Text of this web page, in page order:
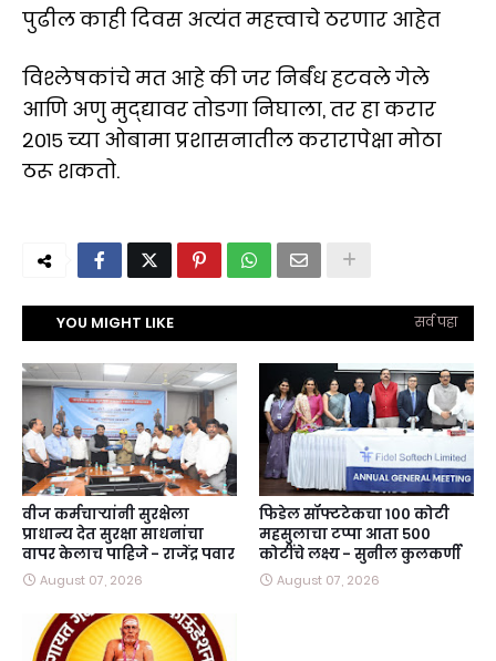
पुढील काही दिवस अत्यंत महत्त्वाचे ठरणार आहेत
विश्लेषकांचे मत आहे की जर निर्बंध हटवले गेले
आणि अणु मुद्द्यावर तोडगा निघाला, तर हा करार
२०१५ च्या ओबामा प्रशासनातील करारापेक्षा मोठा
ठरू शकतो.
YOU MIGHT LIKE सर्व पहा
वीज कर्मचाऱ्यांनी सुरक्षेला
प्राधान्य देत सुरक्षा साधनांचा
वापर केलाच पाहिजे - राजेंद्र पवार
August 07, 2026
फिडेल सॉफ्टटेकचा १०० कोटी
महसुलाचा टप्पा आता ५००
कोटींचे लक्ष्य - सुनील कुलकर्णी
August 07, 2026